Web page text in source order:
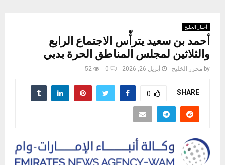
أخبار الخليج
أحمد بن سعيد يترأّس الاجتماع الرابع
والثلاثين لمجلس المناطق الحرة بدبي
by محرر الخليج أبريل 26, 2026 0
52
SHARE
0